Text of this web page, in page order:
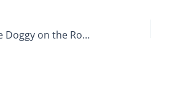
AG constitutive de Doggy on the Rocks